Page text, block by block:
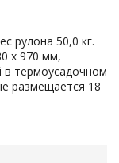
рулона 50,0 кг.
х 970 мм,
в термоусадочном
размещается 18